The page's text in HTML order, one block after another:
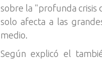
sobre la "profunda crisis
solo afecta a las
medio.
Según explicó el